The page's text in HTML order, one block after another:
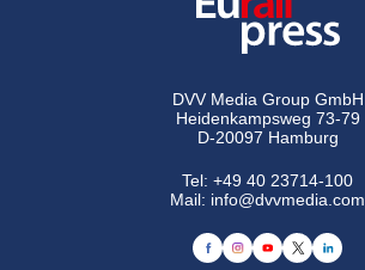
DVV Media Group GmbH
Heidenkampsweg 73-79
D-20097 Hamburg
Tel:+49 40 23714-100
Mail: info@dvvmedia.com